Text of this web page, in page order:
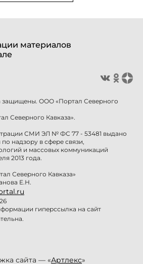
материалов
защищены. ООО «Портал Северного
Северного Кавказа».
СМИ ЭЛ № ФС 77 - 53481 выдано
надзору в сфере связи,
и массовых коммуникаций
2013 года.
Северного Кавказа»
Е.Н.
гиперссылка на сайт
сайта — «Артлекс»